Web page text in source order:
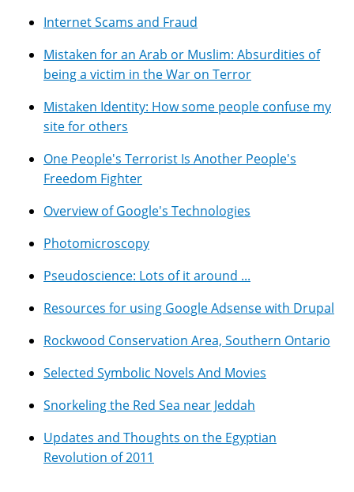
Internet Scams and Fraud
Mistaken for an Arab or Muslim: Absurdities of
being a victim in the War on Terror
Mistaken Identity: How some people confuse my
site for others
One People's Terrorist Is Another People's
Freedom Fighter
Overview of Google's Technologies
Photomicroscopy
Pseudoscience: Lots of it around ...
Resources for using Google Adsense with Drupal
Rockwood Conservation Area, Southern Ontario
Selected Symbolic Novels And Movies
Snorkeling the Red Sea near Jeddah
Updates and Thoughts on the Egyptian
Revolution of 2011